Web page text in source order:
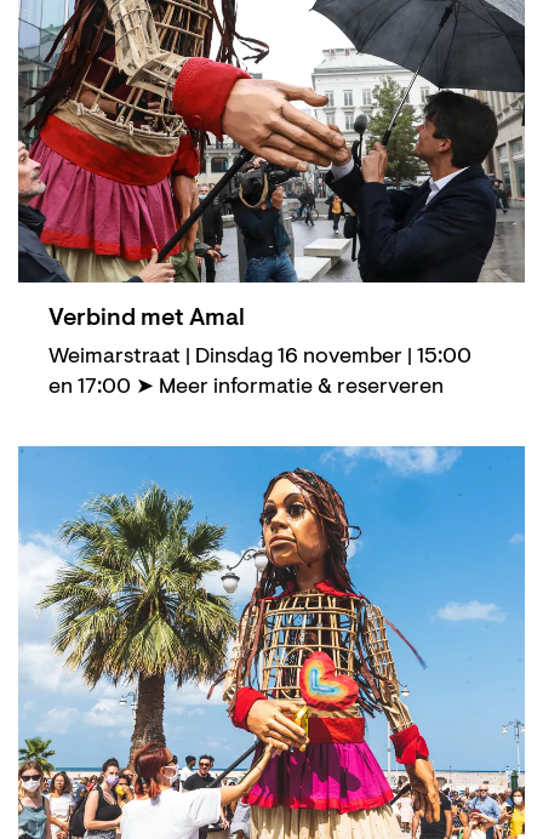
Verbind met Amal
Weimarstraat | Dinsdag 16 november | 15:00
en 17:00 ➤ Meer informatie & reserveren